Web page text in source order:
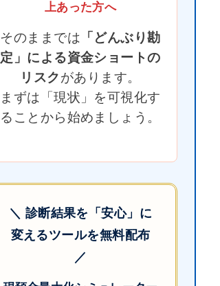
上あった方へ
そのままでは 「どんぶり勘
定」による資金ショートの
リスクがあります。
まずは「現状」を可視化す
ることから始めましょう。
＼ 診断結果を「安心」に
変えるツールを無料配布
／